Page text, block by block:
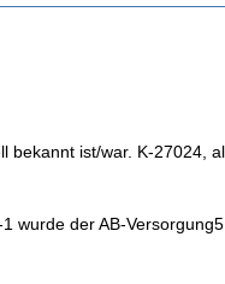
ist/war. K-27024,
wurde der AB-Versorgung5.